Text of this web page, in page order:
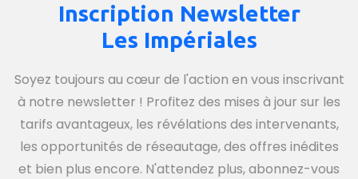
Inscription Newsletter
Les Impériales
Soyez toujours au cœur de l'action en vous inscrivant
à notre newsletter ! Profitez des mises à jour sur les
tarifs avantageux, les révélations des intervenants,
les opportunités de réseautage, des offres inédites
et bien plus encore. N'attendez plus, abonnez-vous